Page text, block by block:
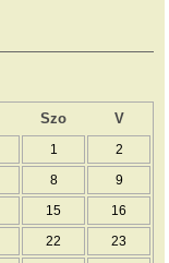
Szo V
1 2
8 9
15 16
22 23